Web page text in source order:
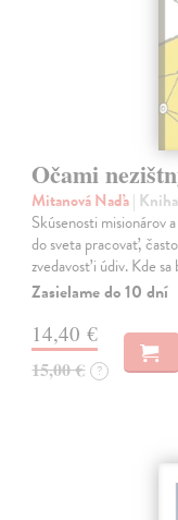
Očami
Mitanová Naďa| Kniha
Skúsenosti misionárov
do sveta pracovať,
zvedavosť i údiv. Kde
Zasielame do 10 dní
14,40 €
15,00 € ?